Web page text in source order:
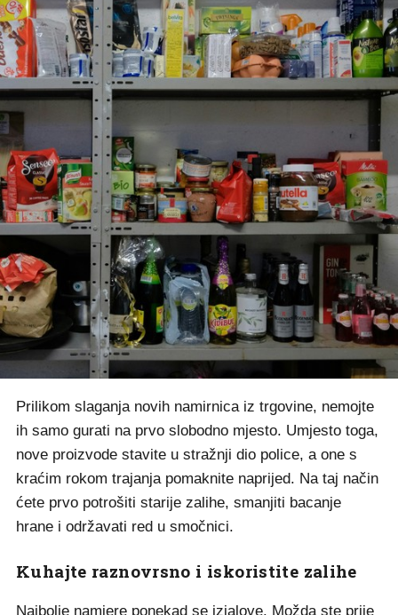
Prilikom slaganja novih namirnica iz trgovine, nemojte
ih samo gurati na prvo slobodno mjesto. Umjesto toga,
nove proizvode stavite u stražnji dio police, a one s
kraćim rokom trajanja pomaknite naprijed. Na taj način
ćete prvo potrošiti starije zalihe, smanjiti bacanje
hrane i održavati red u smočnici.
Kuhajte raznovrsno i iskoristite zalihe
Najbolje namjere ponekad se izjalove. Možda ste prije